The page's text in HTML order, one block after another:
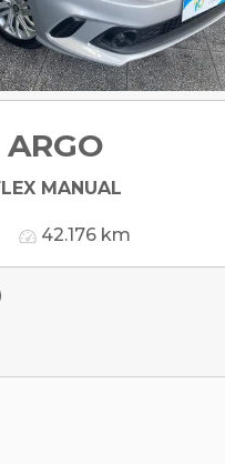
ARGO
MANUAL
42.176 km